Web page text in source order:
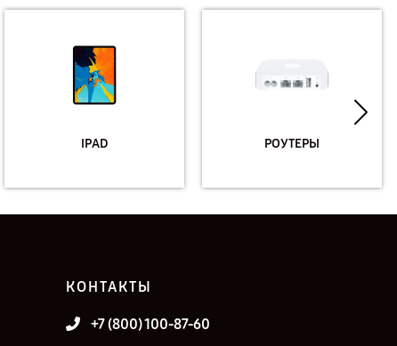
IPAD РОУТЕРЫ
КОНТАКТЫ
+7 (800) 100-87-60